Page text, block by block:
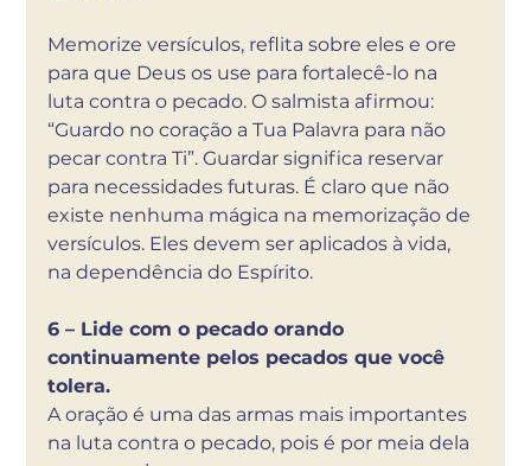
Memorize versículos, reflita sobre eles e ore
para que Deus os use para fortalecê-lo na
luta contra o pecado. O salmista afirmou:
“Guardo no coração a Tua Palavra para não
pecar contra Ti”. Guardar significa reservar
para necessidades futuras. É claro que não
existe nenhuma mágica na memorização de
versículos. Eles devem ser aplicados à vida,
na dependência do Espírito.
6 – Lide com o pecado orando
continuamente pelos pecados que você
tolera.
A oração é uma das armas mais importantes
na luta contra o pecado, pois é por meia dela